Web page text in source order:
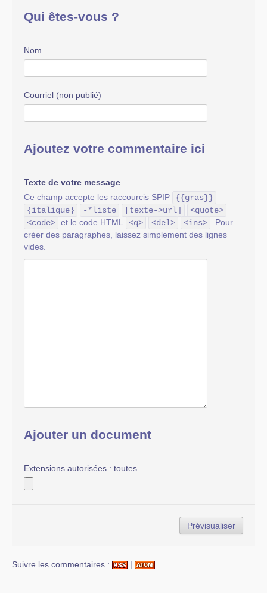
Qui êtes-vous ?
Nom
Courriel (non publié)
Ajoutez votre commentaire ici
Texte de votre message
Ce champ accepte les raccourcis SPIP
{{gras}}
{italique}
-*liste [texte->url]
<quote>
<code> et le code HTML <q> <del> <ins>
. Pour
créer des paragraphes, laissez simplement des lignes
vides.
Ajouter un document
Extensions autorisées : toutes
Suivre les commentaires : |